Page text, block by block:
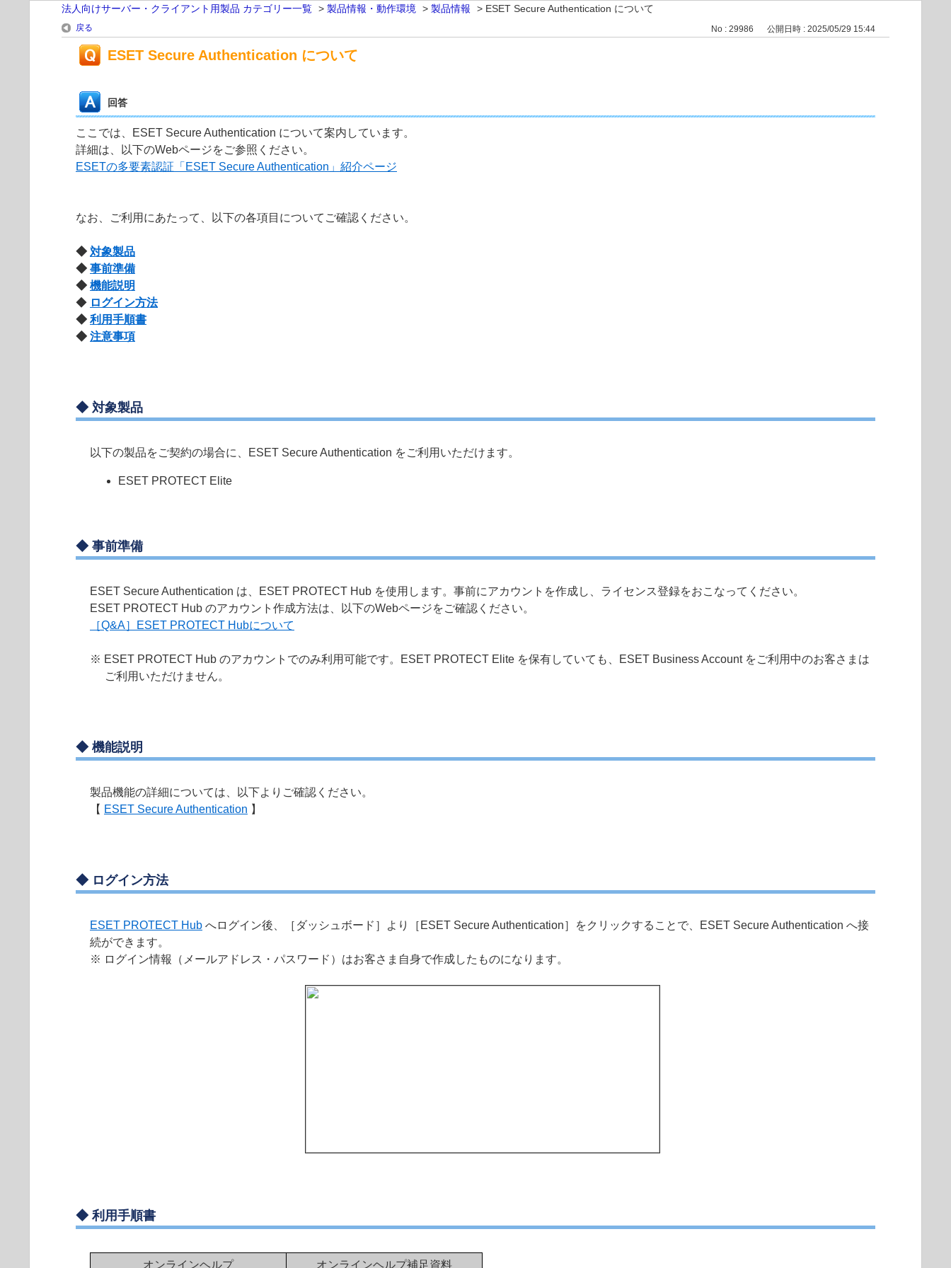
法人向けサーバー・クライアント用製品 カテゴリー一覧 > 製品情報・動作環境 > 製品情報 > ESET Secure Authentication について
戻る No : 29986 公開日時 : 2025/05/29 15:44
ESET Secure Authentication について
回答
ここでは、ESET Secure Authentication について案内しています。
詳細は、以下のWebページをご参照ください。
ESETの多要素認証「ESET Secure Authentication」紹介ページ
なお、ご利用にあたって、以下の各項目についてご確認ください。
◆ 対象製品
◆ 事前準備
◆ 機能説明
◆ ログイン方法
◆ 利用手順書
◆ 注意事項
◆ 対象製品
以下の製品をご契約の場合に、ESET Secure Authentication をご利用いただけます。
ESET PROTECT Elite
◆ 事前準備
ESET Secure Authentication は、ESET PROTECT Hub を使用します。事前にアカウントを作成し、ライセンス登録をおこなってください。
ESET PROTECT Hub のアカウント作成方法は、以下のWebページをご確認ください。
［Q&A］ESET PROTECT Hubについて
※ ESET PROTECT Hub のアカウントでのみ利用可能です。ESET PROTECT Elite を保有していても、ESET Business Account をご利用中のお客さまは
ご利用いただけません。
◆ 機能説明
製品機能の詳細については、以下よりご確認ください。
【 ESET Secure Authentication 】
◆ ログイン方法
ESET PROTECT Hub へログイン後、［ダッシュボード］より［ESET Secure Authentication］をクリックすることで、ESET Secure Authentication へ接
続ができます。
※ ログイン情報（メールアドレス・パスワード）はお客さま自身で作成したものになります。
◆ 利用手順書
オンラインヘルプ オンラインヘルプ補足資料